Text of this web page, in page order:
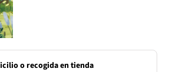
o recogida en tienda